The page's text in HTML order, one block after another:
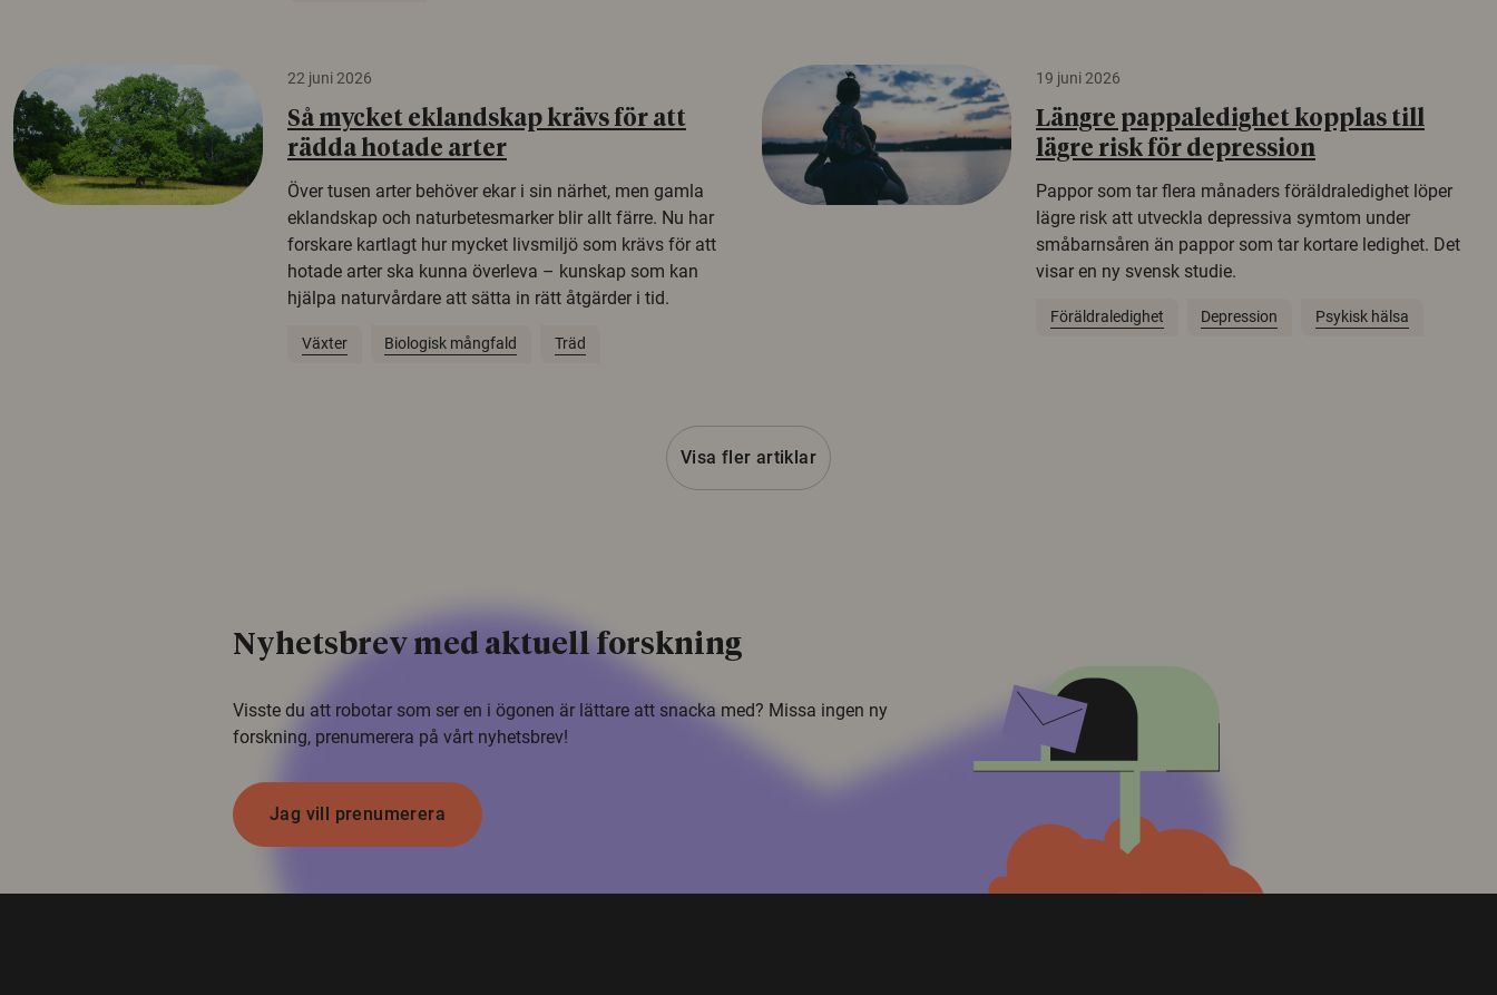
22 juni 2026
Så mycket eklandskap krävs för att
rädda hotade arter
Över tusen arter behöver ekar i sin närhet, men gamla
eklandskap och naturbetesmarker blir allt färre. Nu har
forskare kartlagt hur mycket livsmiljö som krävs för att
hotade arter ska kunna överleva – kunskap som kan
hjälpa naturvårdare att sätta in rätt åtgärder i tid.
Växter Biologisk mångfald Träd
19 juni 2026
Längre pappaledighet kopplas till
lägre risk för depression
Pappor som tar flera månaders föräldraledighet löper
lägre risk att utveckla depressiva symtom under
småbarnsåren än pappor som tar kortare ledighet. Det
visar en ny svensk studie.
Föräldraledighet Depression Psykisk hälsa
Visa fler artiklar
Nyhetsbrev med aktuell forskning
Visste du att robotar som ser en i ögonen är lättare att snacka med? Missa ingen ny
forskning, prenumerera på vårt nyhetsbrev!
Jag vill prenumerera